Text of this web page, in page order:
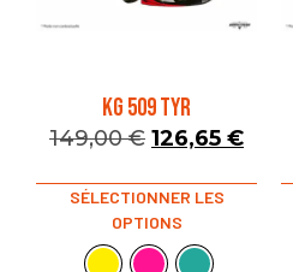
KG 509 TYR
149,00€ 126,65 €
SÉLECTIONNER LES
OPTIONS